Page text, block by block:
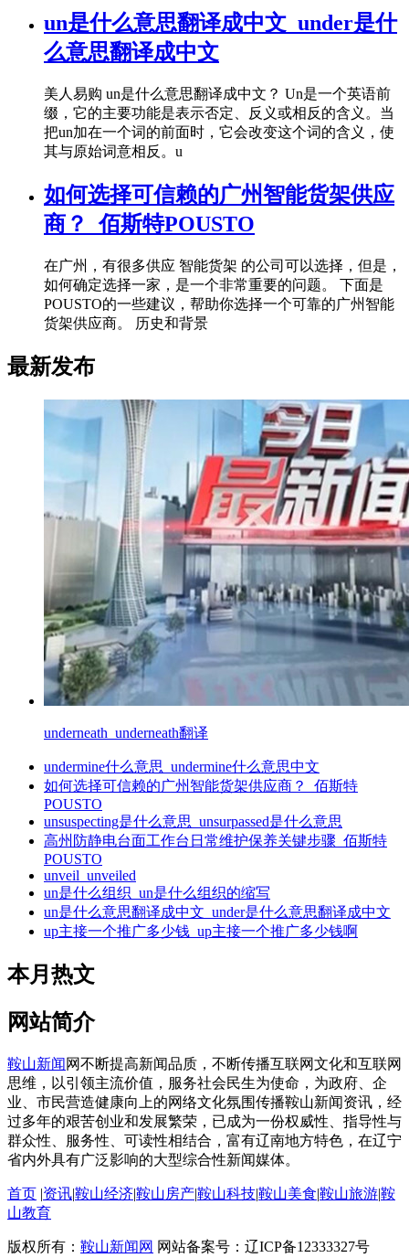
un是什么意思翻译成中文_under是什
么意思翻译成中文
美人易购 un是什么意思翻译成中文？ Un是一个英语前
缀，它的主要功能是表示否定、反义或相反的含义。当
把un加在一个词的前面时，它会改变这个词的含义，使
其与原始词意相反。u
如何选择可信赖的广州智能货架供应
商？_佰斯特POUSTO
在广州，有很多供应 智能货架 的公司可以选择，但是，
如何确定选择一家，是一个非常重要的问题。 下面是
POUSTO的一些建议，帮助你选择一个可靠的广州智能
货架供应商。 历史和背景
最新发布
underneath_underneath翻译
undermine什么意思_undermine什么意思中文
如何选择可信赖的广州智能货架供应商？_佰斯特
POUSTO
unsuspecting是什么意思_unsurpassed是什么意思
高州防静电台面工作台日常维护保养关键步骤_佰斯特
POUSTO
unveil_unveiled
un是什么组织_un是什么组织的缩写
un是什么意思翻译成中文_under是什么意思翻译成中文
up主接一个推广多少钱_up主接一个推广多少钱啊
本月热文
网站简介
鞍山新闻 网不断提高新闻品质，不断传播互联网文化和互联网
思维，以引领主流价值，服务社会民生为使命，为政府、企
业、市民营造健康向上的网络文化氛围传播鞍山新闻资讯，经
过多年的艰苦创业和发展繁荣，已成为一份权威性、指导性与
群众性、服务性、可读性相结合，富有辽南地方特色，在辽宁
省内外具有广泛影响的大型综合性新闻媒体。
首页 |资讯|鞍山经济|鞍山房产|鞍山科技|鞍山美食|鞍山旅游|鞍
山教育
版权所有： 鞍山新闻网 网站备案号：辽ICP备12333327号